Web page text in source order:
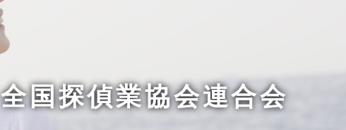
全国探偵業協会連合会